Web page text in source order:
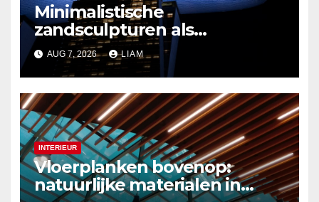
Minimalistische
zandsculpturen als
interieurdecoratie
AUG 7, 2026 LIAM
INTERIEUR
Vloerplanken bovenop:
natuurlijke materialen in